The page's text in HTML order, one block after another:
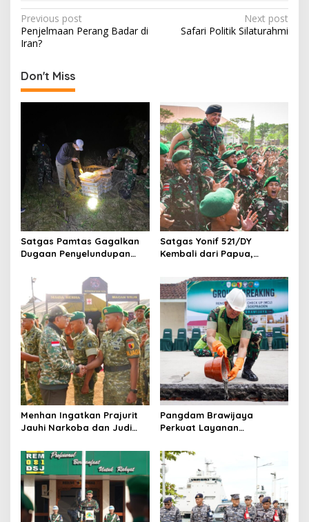
P
o
t
n
g
a
t
i
o
n
Previous post
Penjelmaan Perang Badar di
Iran?
Next post
Safari Politik Silaturahmi
Don't Miss
Satgas Pamtas Gagalkan
Dugaan Penyelundupan
Malaysia
Satgas Yonif 521/DY
Kembali dari Papua,
Hadirkan Rasa Aman
Menhan Ingatkan Prajurit
Jauhi Narkoba dan Judi
TP 933/Macan Wilis
Pangdam Brawijaya
Perkuat Layanan
Pangan, hingga Satuan
Baru di Malang